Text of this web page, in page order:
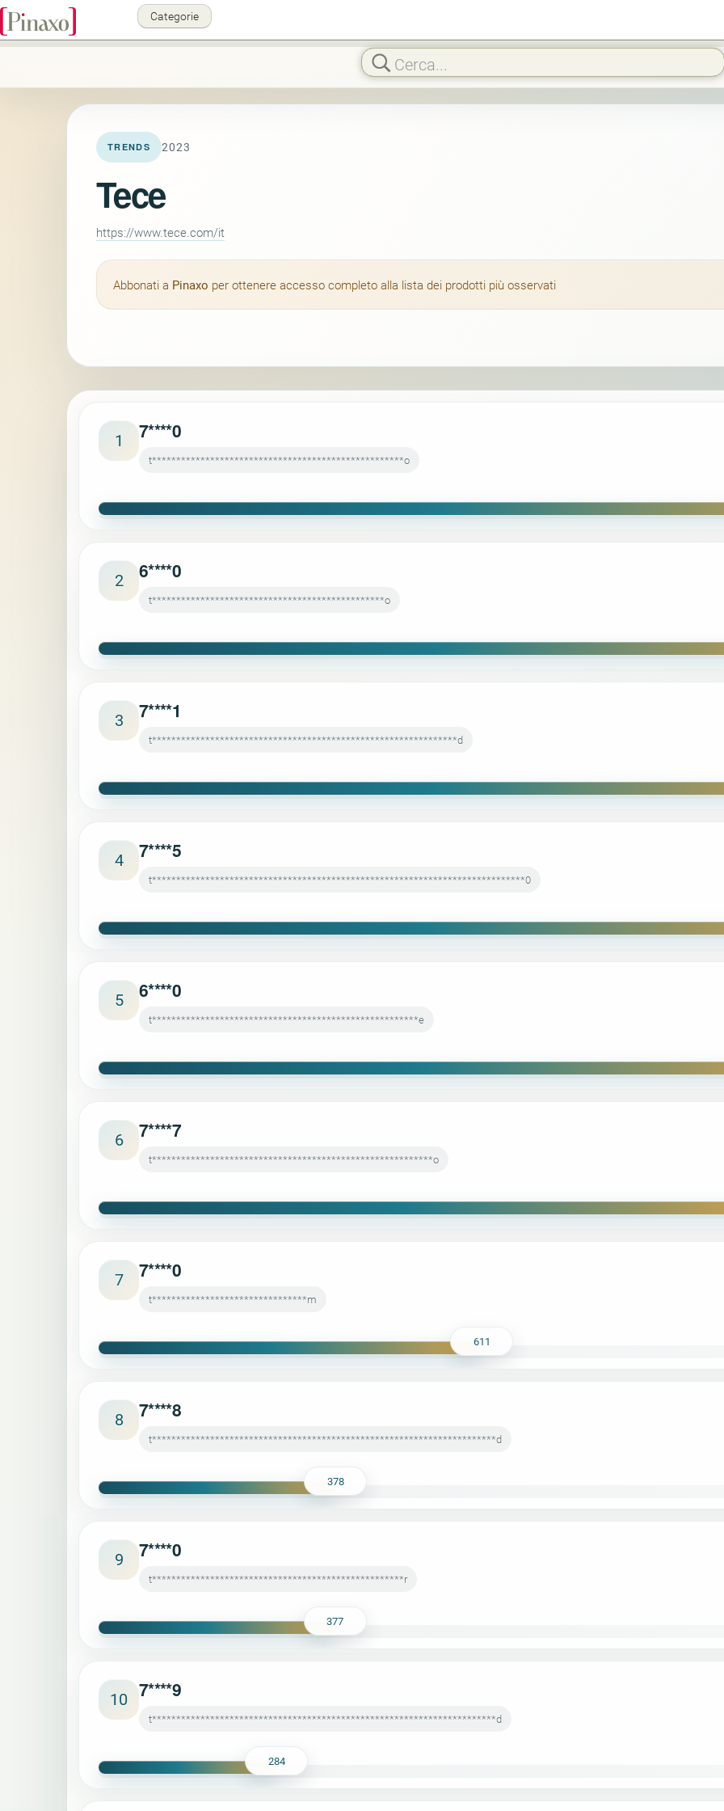
Categorie
TRENDS 2023
Tece
https://www.tece.com/it
Abbonati a Pinaxo per ottenere accesso completo alla lista dei prodotti più osservati
1 7****0
t****************************************************o
2 6****0
t************************************************o
3 7****1
t***************************************************************d
4 7****5
t*****************************************************************************0
5 6****0
t*******************************************************e
6 7****7
t**********************************************************o
7 7****0
t********************************m
611
8 7****8
t***********************************************************************d
378
9 7****0
t****************************************************r
377
10 7****9
t***********************************************************************d
284